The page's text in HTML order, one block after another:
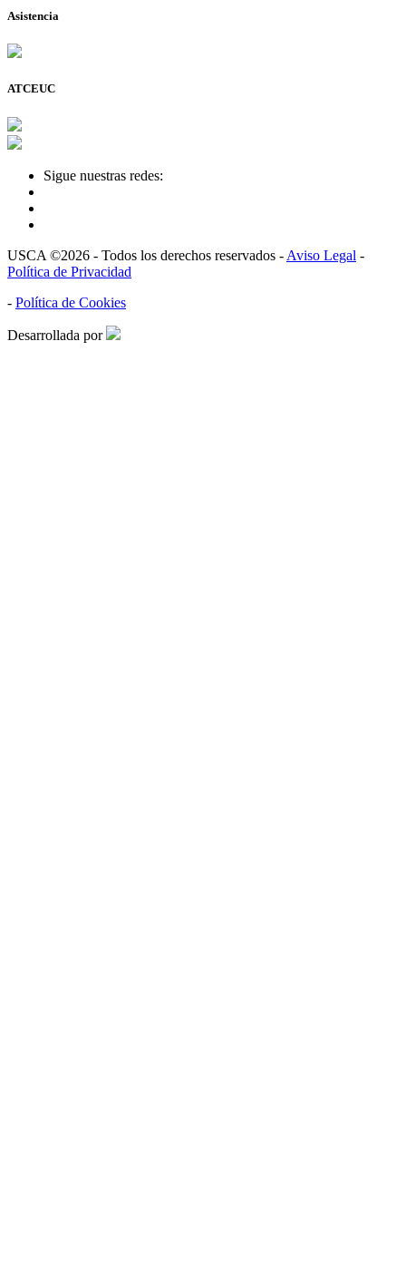
Asistencia
ATCEUC
Sigue nuestras redes:
USCA ©2026 - Todos los derechos reservados - Aviso Legal -
Política de Privacidad
- Política de Cookies
Desarrollada por